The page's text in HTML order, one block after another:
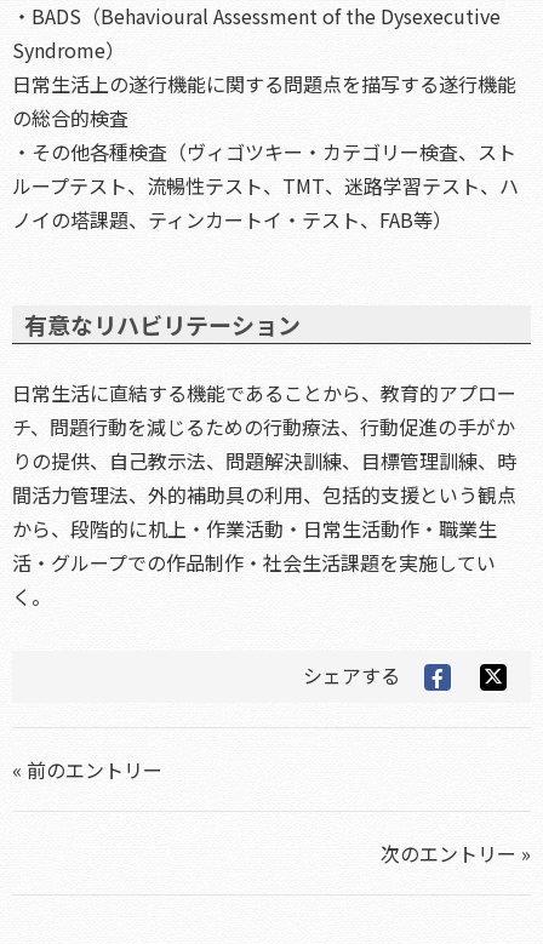
・BADS（Behavioural Assessment of the Dysexecutive
Syndrome）
日常生活上の遂行機能に関する問題点を描写する遂行機能
の総合的検査
・その他各種検査（ヴィゴツキー・カテゴリー検査、スト
ループテスト、流暢性テスト、TMT、迷路学習テスト、ハ
ノイの塔課題、ティンカートイ・テスト、FAB等）
有意なリハビリテーション
日常生活に直結する機能であることから、教育的アプロー
チ、問題行動を減じるための行動療法、行動促進の手がか
りの提供、自己教示法、問題解決訓練、目標管理訓練、時
間活力管理法、外的補助具の利用、包括的支援という観点
から、段階的に机上・作業活動・日常生活動作・職業生
活・グループでの作品制作・社会生活課題を実施してい
く。
シェアする
« 前のエントリー
次のエントリー »